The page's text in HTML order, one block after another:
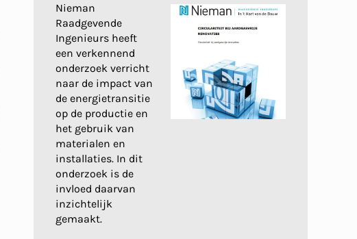
Nieman
Raadgevende
Ingenieurs heeft
een verkennend
onderzoek verricht
naar de impact van
de energietransitie
op de productie en
het gebruik van
materialen en
installaties. In dit
onderzoek is de
invloed daarvan
inzichtelijk
gemaakt.